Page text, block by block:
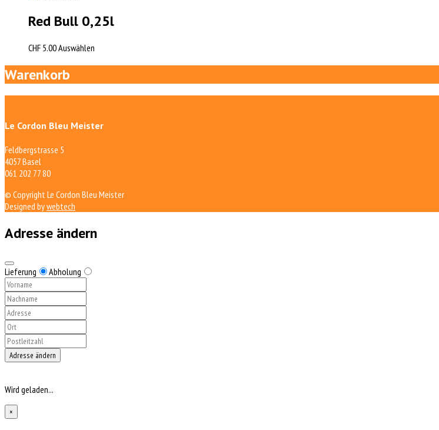
Red Bull 0,25l
CHF 5.00Auswählen
Warenkorb
Le Cordon Bleu Meister
Feldbergstrasse 5
4057 Basel
061 202 77 80
© Copyright Le Cordon Bleu Meister
Designed bywebtech
Adresse ändern
Lieferung Abholung
Adresse ändern
Wird geladen...
×